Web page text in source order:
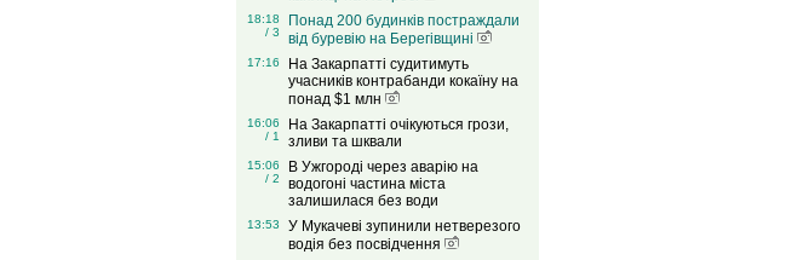
18:18
/ 3
Понад 200 будинків постраждали
від буревію на Берегівщині
17:16
На Закарпатті судитимуть
учасників контрабанди кокаїну на
понад $1 млн
16:06
/ 1
На Закарпатті очікуються грози,
зливи та шквали
15:06
/ 2
В Ужгороді через аварію на
водогоні частина міста
залишилася без води
13:53
У Мукачеві зупинили нетверезого
водія без посвідчення